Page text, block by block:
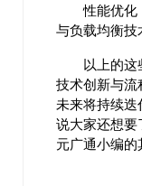
性能优化
与负载均衡技
以上的这
技术创新与流
未来将持续
说大家还想
元广通小编的